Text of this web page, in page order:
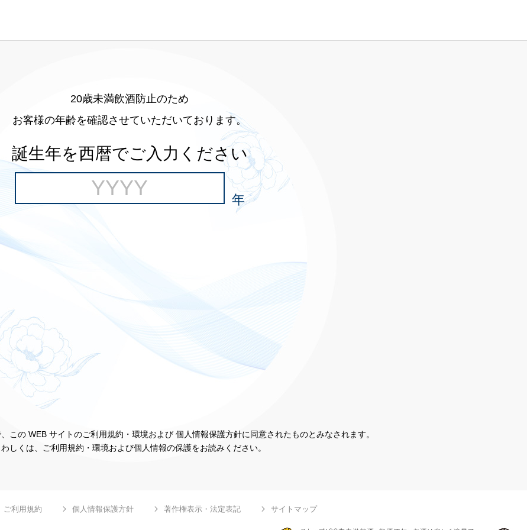
20歳未満飲酒防止のため
お客様の年齢を確認させていただいております。
誕生年を西暦でご入力ください
年
この WEB サイトのご利用規約・環境および 個人情報保護方針に同意されたものとみなされます。
わしくは、ご利用規約・環境および個人情報の保護をお読みください。
ご利用規約 個人情報保護方針 著作権表示・法定表記 サイトマップ